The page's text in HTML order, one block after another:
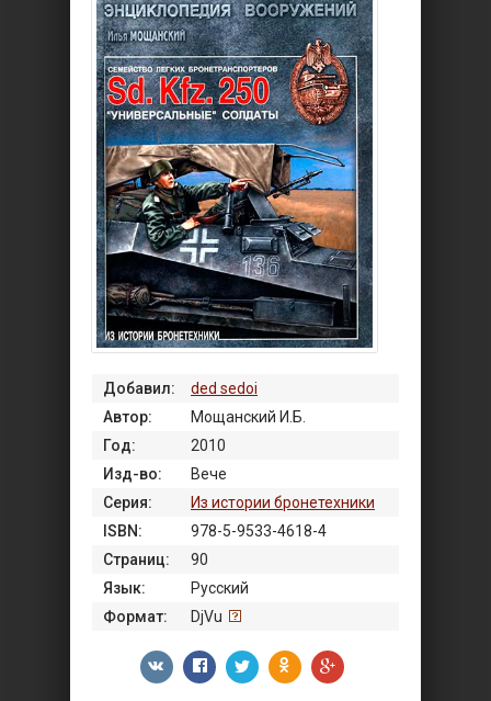
Добавил:
ded sedoi
Автор:
Мощанский И.Б.
Год:
2010
Изд-во:
Вече
Серия:
Из истории бронетехники
ISBN:
978-5-9533-4618-4
Страниц:
90
Язык:
Русский
Формат:
DjVu